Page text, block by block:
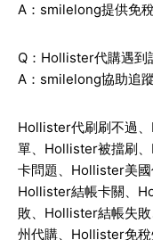
A：smilelong提供免
Q：Hollister代購遇到
A：smilelong協助追
Hollister代刷刷不過、
單、 Hollister被擋刷、
卡問題、 Hollister美國
Hollister結帳卡關、
敗、 Hollister結帳失敗
州代購、 Hollister免稅